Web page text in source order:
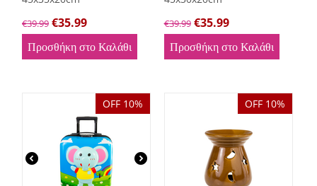
€39.99 €35.99
Προσθήκη στο Καλάθι
€39.99 €35.99
Προσθήκη στο Καλάθι
OFF 10% OFF 10%